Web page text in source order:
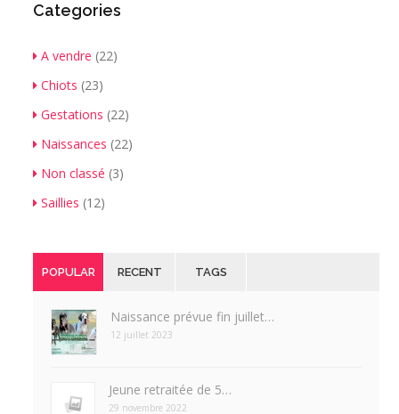
Categories
A vendre (22)
Chiots (23)
Gestations (22)
Naissances (22)
Non classé (3)
Saillies (12)
POPULAR RECENT TAGS
Naissance prévue fin juillet…
12 juillet 2023
Jeune retraitée de 5…
29 novembre 2022